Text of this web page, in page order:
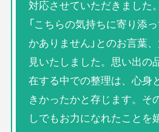
対応させていただきました。
「こちらの気持ちに寄り添
かありません」とのお言葉
見いたしました。思い出の
在する中での整理は、心身
きかったかと存じます。そ
しでもお力になれたことを